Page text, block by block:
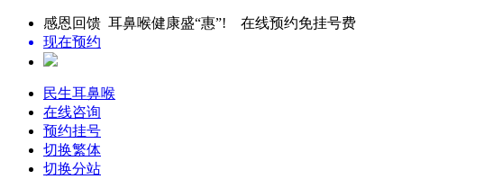
感恩回馈 耳鼻喉健康盛“惠”! 在线预约免挂号费
现在预约
民生耳鼻喉
在线咨询
预约挂号
切换繁体
切换分站